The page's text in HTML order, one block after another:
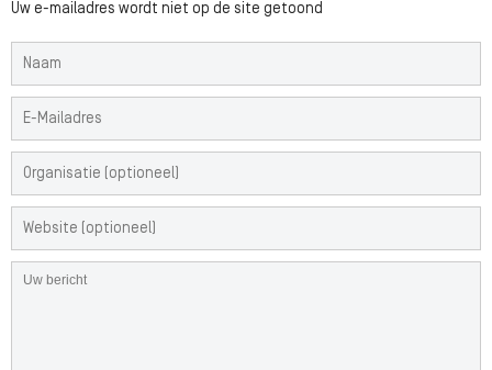
Uw e-mailadres wordt niet op de site getoond